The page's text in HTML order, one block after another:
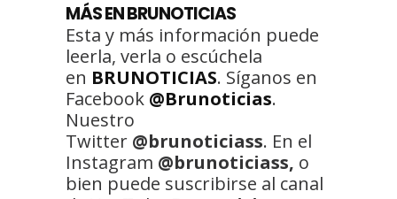
MÁS EN BRUNOTICIAS
Esta y más información puede
leerla, verla o escúchela
en BRUNOTICIAS. Síganos en
Facebook @Brunoticias.
Nuestro
Twitter @brunoticiass. En el
Instagram @brunoticiass, o
bien puede suscribirse al canal